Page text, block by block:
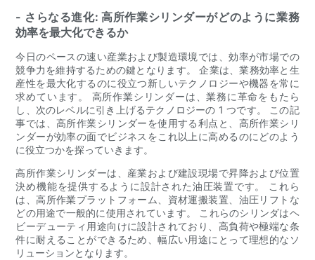
- さらなる進化: 高所作業シリンダーがどのように業務
効率を最大化できるか
今日のペースの速い産業および製造環境では、効率が市場での
競争力を維持するための鍵となります。 企業は、業務効率と生
産性を最大化するのに役立つ新しいテクノロジーや機器を常に
求めています。 高所作業シリンダーは、業務に革命をもたら
し、次のレベルに引き上げるテクノロジーの 1 つです。 この記
事では、高所作業シリンダーを使用する利点と、高所作業シリ
ンダーが効率の面でビジネスをこれ以上に高めるのにどのよう
に役立つかを探っていきます。
高所作業シリンダーは、産業および建設現場で昇降および位置
決め機能を提供するように設計された油圧装置です。 これら
は、高所作業プラットフォーム、資材運搬装置、油圧リフトな
どの用途で一般的に使用されています。 これらのシリンダはヘ
ビーデューティ用途向けに設計されており、高負荷や極端な条
件に耐えることができるため、幅広い用途にとって理想的なソ
リューションとなります。